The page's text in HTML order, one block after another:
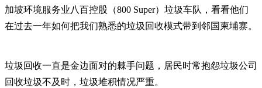
加坡环境服务业八百控股（800 Super）垃圾车队，看看他们
在过去一年如何把我们熟悉的垃圾回收模式带到邻国柬埔寨。
垃圾回收一直是金边面对的棘手问题，居民时常抱怨垃圾公司
回收垃圾不及时，垃圾堆积情况严重。